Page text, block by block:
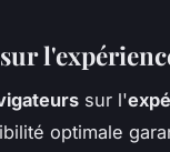
sur l'
optimale